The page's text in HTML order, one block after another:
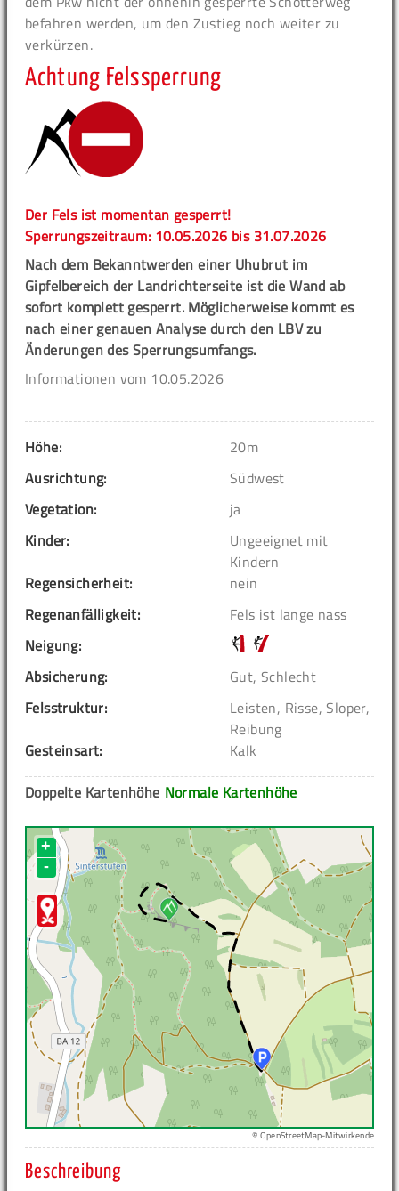
befahren werden, um den Zustieg noch weiter zu
verkürzen.
Achtung Felssperrung
Der Fels ist momentan gesperrt!
Sperrungszeitraum: 10.05.2026 bis 31.07.2026
Nach dem Bekanntwerden einer Uhubrut im
Gipfelbereich der Landrichterseite ist die Wand ab
sofort komplett gesperrt. Möglicherweise kommt es
nach einer genauen Analyse durch den LBV zu
Änderungen des Sperrungsumfangs.
Informationen vom 10.05.2026
Höhe:
20m
Ausrichtung:
Südwest
Vegetation:
ja
Kinder:
Ungeeignet mit
Kindern
Regensicherheit:
nein
Regenanfälligkeit:
Fels ist lange nass
Neigung:
Absicherung:
Gut, Schlecht
Felsstruktur:
Leisten, Risse, Sloper,
Reibung
Gesteinsart:
Kalk
Normale Kartenhöhe
Doppelte Kartenhöhe
+
-
© OpenStreetMap-Mitwirkende
Beschreibung